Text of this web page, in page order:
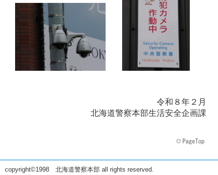
令和８年２月
北海道警察本部生活安全企画課
copyright©1998 北海道警察本部 all rights reserved.